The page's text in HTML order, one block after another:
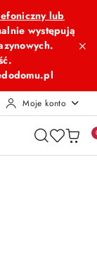
lub
występują
Moje konto